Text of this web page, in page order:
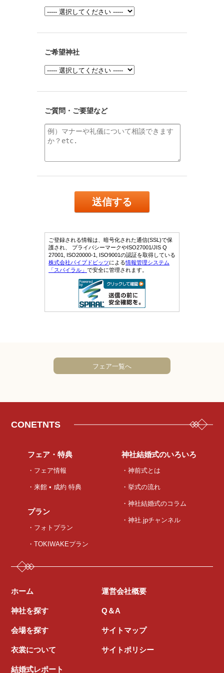
フェア一覧へ
CONETNTS
フェア・特典
・フェア情報
・来館 • 成約 特典
プラン
・フォトプラン
・TOKIWAKEプラン
神社結婚式のいろいろ
・神前式とは
・挙式の流れ
・神社結婚式のコラム
・神社.jpチャンネル
ホーム
神社を探す
会場を探す
衣裳について
結婚式レポート
運営会社概要
Q＆A
サイトマップ
サイトポリシー